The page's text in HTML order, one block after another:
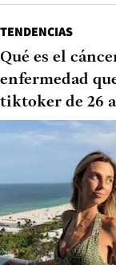
TENDENCIAS
Qué es el
enfermedad
tiktoker de 26